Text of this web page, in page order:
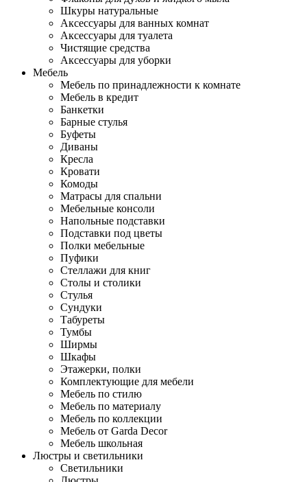
Шкуры натуральные
Аксессуары для ванных комнат
Аксессуары для туалета
Чистящие средства
Аксессуары для уборки
Мебель
Мебель по принадлежности к комнате
Мебель в кредит
Банкетки
Барные стулья
Буфеты
Диваны
Кресла
Кровати
Комоды
Матрасы для спальни
Мебельные консоли
Напольные подставки
Подставки под цветы
Полки мебельные
Пуфики
Стеллажи для книг
Столы и столики
Стулья
Сундуки
Табуреты
Тумбы
Ширмы
Шкафы
Этажерки, полки
Комплектующие для мебели
Мебель по стилю
Мебель по материалу
Мебель по коллекции
Мебель от Garda Decor
Мебель школьная
Люстры и светильники
Светильники